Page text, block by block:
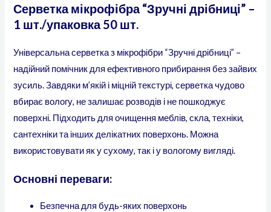
Серветка мікрофібра “Зручні дрібниці” –
1 шт./упаковка 50 шт.
Універсальна серветка з мікрофібри “Зручні дрібниці” –
надійний помічник для ефективного прибирання без зайвих
зусиль. Завдяки м’якій і міцній текстурі, серветка чудово
вбирає вологу, не залишає розводів і не пошкоджує
поверхні. Підходить для очищення меблів, скла, техніки,
сантехніки та інших делікатних поверхонь. Можна
використовувати як у сухому, так і у вологому вигляді.
Основні переваги:
Безпечна для будь-яких поверхонь